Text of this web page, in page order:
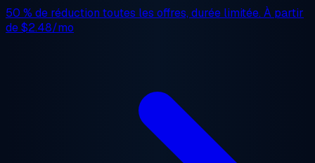
50 % de réduction toutes les offres, durée limitée. À partir
de$2.48/mo